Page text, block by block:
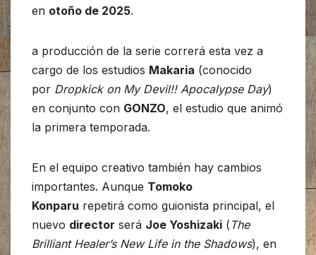
en otoño de 2025.
a producción de la serie correrá esta vez a
cargo de los estudios Makaria (conocido
por Dropkick on My Devil!! Apocalypse Day)
en conjunto con GONZO, el estudio que animó
la primera temporada.
En el equipo creativo también hay cambios
importantes. Aunque Tomoko
Konparu repetirá como guionista principal, el
nuevo director será Joe Yoshizaki ( The
Brilliant Healer’s New Life in the Shadows), en